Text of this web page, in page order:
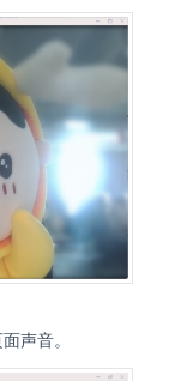
声音。